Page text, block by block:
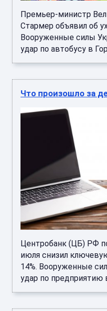
Премьер-министр
Стармер объявил об
Вооруженные силы
удар по автобусу в
Что произошло за
Центробанк (ЦБ) РФ
июля снизил
14%. Вооруженные
удар по предприятию